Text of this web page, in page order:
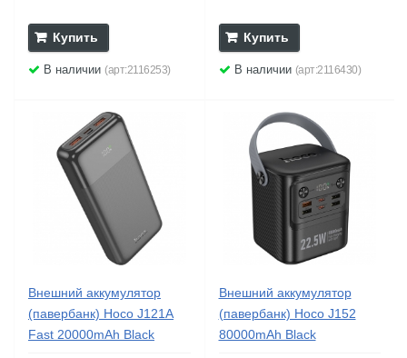
Купить
В наличии (арт:2116253)
Купить
В наличии (арт:2116430)
Внешний аккумулятор
(павербанк) Hoco J121A
Fast 20000mAh Black
Внешний аккумулятор
(павербанк) Hoco J152
80000mAh Black